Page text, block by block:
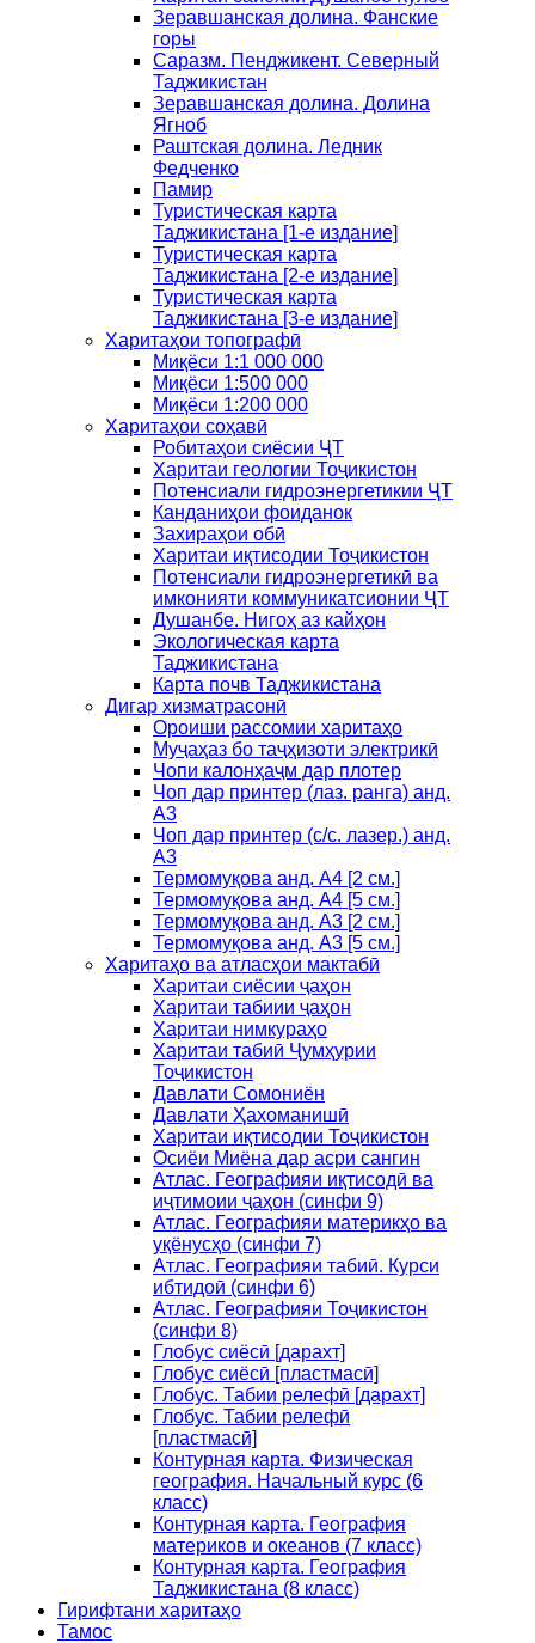
Зеравшанская долина. Фанские
горы
Саразм. Пенджикент. Северный
Таджикистан
Зеравшанская долина. Долина
Ягноб
Раштская долина. Ледник
Федченко
Памир
Туристическая карта
Таджикистана [1-е издание]
Туристическая карта
Таджикистана [2-е издание]
Туристическая карта
Таджикистана [3-е издание]
Харитаҳои топографӣ
Миқёси 1:1 000 000
Миқёси 1:500 000
Миқёси 1:200 000
Харитаҳои соҳавӣ
Робитаҳои сиёсии ҶТ
Харитаи геологии Тоҷикистон
Потенсиали гидроэнергетикии ҶТ
Канданиҳои фоиданок
Захираҳои обӣ
Харитаи иқтисодии Тоҷикистон
Потенсиали гидроэнергетикӣ ва
имконияти коммуникатсионии ҶТ
Душанбе. Нигоҳ аз кайҳон
Экологическая карта
Таджикистана
Карта почв Таджикистана
Дигар хизматрасонӣ
Ороиши рассомии харитаҳо
Муҷаҳаз бо таҷҳизоти электрикӣ
Чопи калонҳаҷм дар плотер
Чоп дар принтер (лаз. ранга) анд.
А3
Чоп дар принтер (с/с. лазер.) анд.
А3
Термомуқова анд. А4 [2 см.]
Термомуқова анд. А4 [5 см.]
Термомуқова анд. А3 [2 см.]
Термомуқова анд. А3 [5 см.]
Харитаҳо ва атласҳои мактабӣ
Харитаи сиёсии ҷаҳон
Харитаи табиии ҷаҳон
Харитаи нимкураҳо
Харитаи табиӣ Ҷумҳурии
Тоҷикистон
Давлати Сомониён
Давлати Ҳахоманишӣ
Харитаи иқтисодии Тоҷикистон
Осиёи Миёна дар асри сангин
Атлас. Географияи иқтисодӣ ва
иҷтимоии ҷаҳон (синфи 9)
Атлас. Географияи материкҳо ва
уқёнусҳо (синфи 7)
Атлас. Географияи табиӣ. Курси
ибтидоӣ (синфи 6)
Атлас. Географияи Тоҷикистон
(синфи 8)
Глобус сиёсӣ [дарахт]
Глобус сиёсӣ [пластмасӣ]
Глобус. Табии релефӣ [дарахт]
Глобус. Табии релефӣ
[пластмасӣ]
Контурная карта. Физическая
география. Начальный курс (6
класс)
Контурная карта. География
материков и океанов (7 класс)
Контурная карта. География
Таджикистана (8 класс)
Гирифтани харитаҳо
Тамос